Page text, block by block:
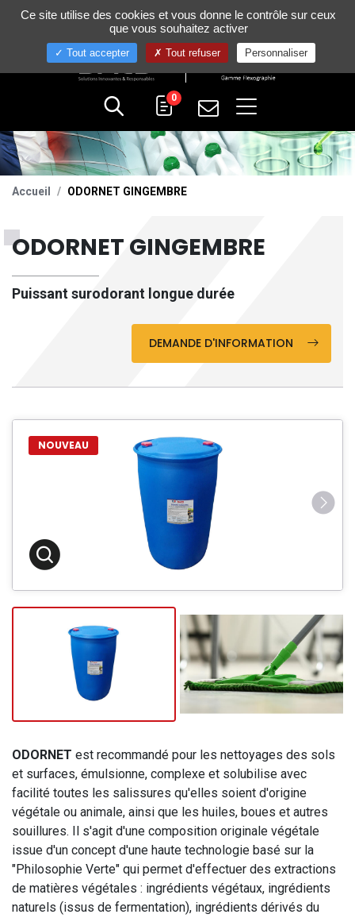
+33 (0)4 75 58 80 10
0
Accueil ODORNET GINGEMBRE
ODORNET GINGEMBRE
Puissant surodorant longue durée
DEMANDE D'INFORMATION
NOUVEAU
ODORNET est recommandé pour les nettoyages des sols
et surfaces, émulsionne, complexe et solubilise avec
facilité toutes les salissures qu'elles soient d'origine
végétale ou animale, ainsi que les huiles, boues et autres
souillures. Il s'agit d'une composition originale végétale
issue d'un concept d'une haute technologie basé sur la
"Philosophie Verte" qui permet d'effectuer des extractions
de matières végétales : ingrédients végétaux, ingrédients
naturels (issus de fermentation), ingrédients dérivés du
Gestion de vos préférences sur les cookies
Ce site utilise des cookies et vous donne le contrôle sur ceux
que vous souhaitez activer
Tout accepter Tout refuser Personnaliser